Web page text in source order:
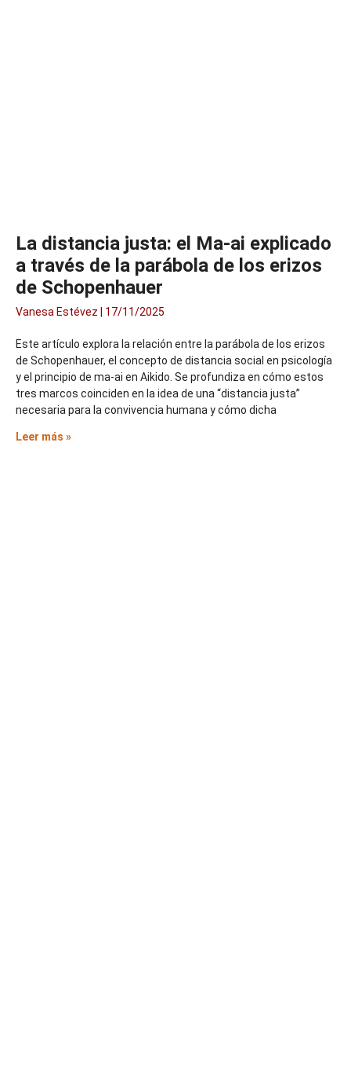
La distancia justa: el Ma-ai explicado
a través de la parábola de los erizos
de Schopenhauer
Vanesa Estévez 17/11/2025
Este artículo explora la relación entre la parábola de los erizos
de Schopenhauer, el concepto de distancia social en psicología
y el principio de ma-ai en Aikido. Se profundiza en cómo estos
tres marcos coinciden en la idea de una “distancia justa”
necesaria para la convivencia humana y cómo dicha
Leer más »